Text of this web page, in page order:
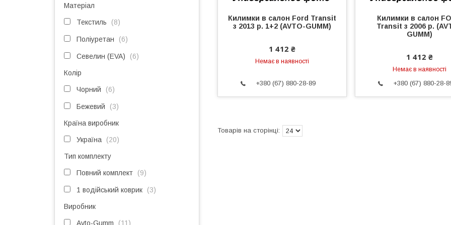
Килимки в салон Ford Transit
з 2013 р. 1+2 (AVTO-GUMM)
1 412 ₴
Немає в наявності
+380 (67) 880-28-89
Килимки в салон
Transit з 2006 р.
GUMM)
1 412 ₴
Немає в наявності
+380 (67) 880-28-
Матеріал
Текстиль 8
Поліуретан 6
Севелин (EVA) 6
Колір
Чорний 6
Бежевий 3
Країна виробник
Україна 20
Тип комплекту
Повний комплект 9
1 водійський коврик 3
Виробник
Avto-Gumm 11